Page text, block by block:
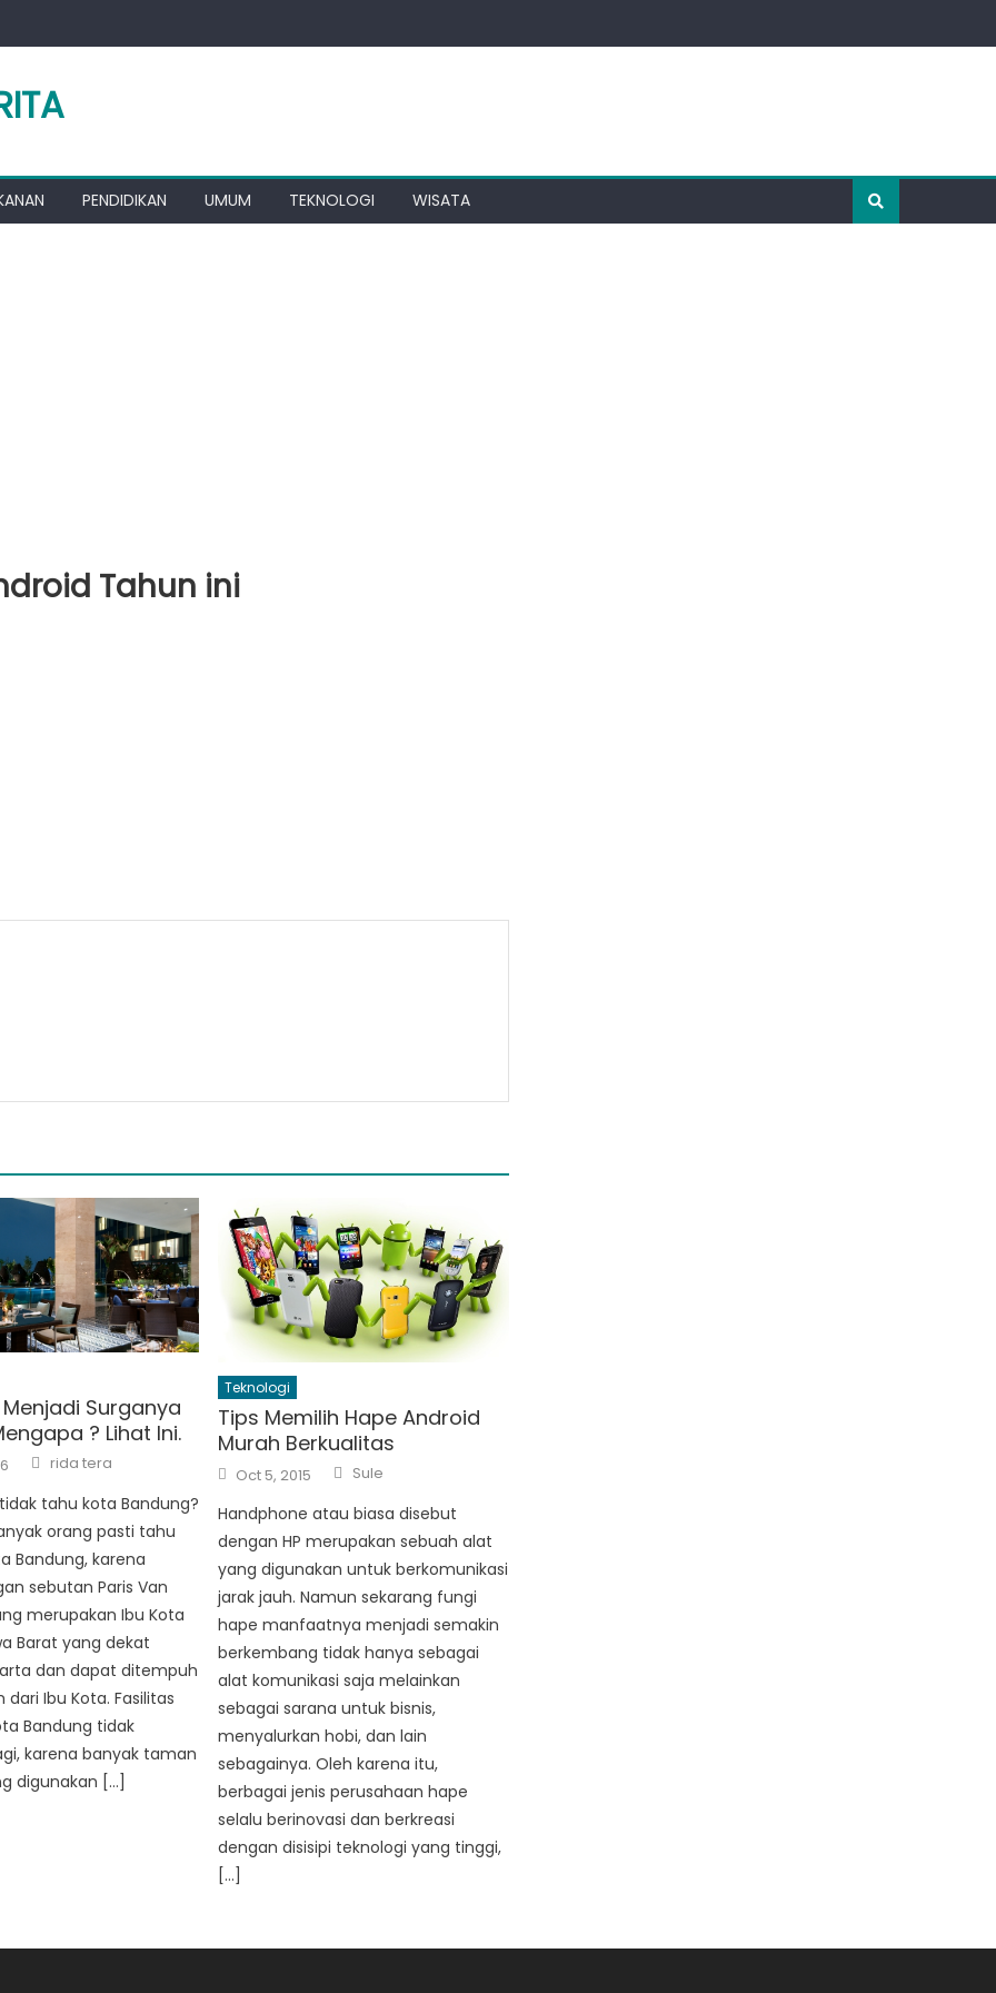
PENDIDIKAN UMUM TEKNOLOGI WISATA
Tahun ini
Surganya
? Lihat Ini.
Author
rida tera
tahu kota Bandung?
orang pasti tahu
Bandung, karena
sebutan Paris Van
merupakan Ibu Kota
Barat yang dekat
dan dapat ditempuh
dari Ibu Kota. Fasilitas
Bandung tidak
karena banyak taman
digunakan […]
Teknologi
Tips Memilih Hape Android
Murah Berkualitas
Posted
on
Oct 5, 2015 Author
Sule
Handphone atau biasa disebut
dengan HP merupakan sebuah alat
yang digunakan untuk berkomunikasi
jarak jauh. Namun sekarang fungi
hape manfaatnya menjadi semakin
berkembang tidak hanya sebagai
alat komunikasi saja melainkan
sebagai sarana untuk bisnis,
menyalurkan hobi, dan lain
sebagainya. Oleh karena itu,
berbagai jenis perusahaan hape
selalu berinovasi dan berkreasi
dengan disisipi teknologi yang tinggi,
[…]